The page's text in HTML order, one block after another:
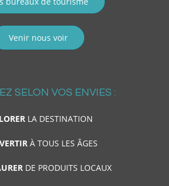
Venir nous voir
SELON VOS ENVIES :
LA DESTINATION
À TOUS LES ÂGES
DE PRODUITS LOCAUX